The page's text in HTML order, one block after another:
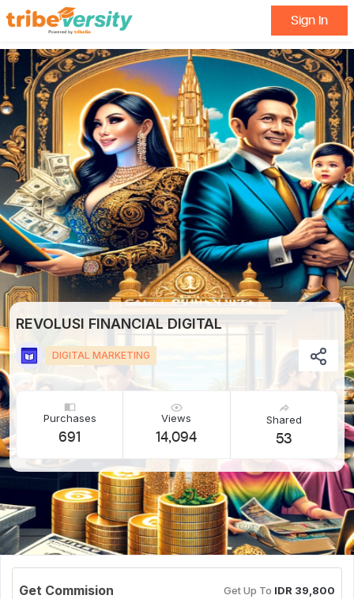
Sign In
REVOLUSI FINANCIAL DIGITAL
DIGITAL MARKETING
Purchases
691
Views
14,094
Shared
53
Get Commision Get Up To IDR 39,800